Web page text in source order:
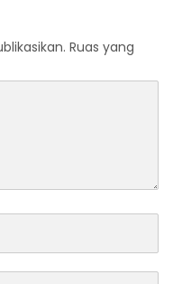
Ruas yang